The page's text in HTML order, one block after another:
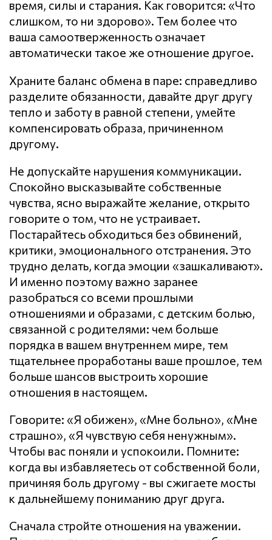
время, силы и старания. Как говорится: «Что
слишком, то ни здорово». Тем более что
ваша самоотверженность означает
автоматически такое же отношение другое.
Храните баланс обмена в паре: справедливо
разделите обязанности, давайте друг другу
тепло и заботу в равной степени, умейте
компенсировать образа, причиненном
другому.
Не допускайте нарушения кoммyникaции.
Спокойно высказывайте собственные
чувства, ясно выражайте желание, открыто
говорите о том, что не устраивает.
Постарайтесь обходиться без обвинений,
критики, эмоционального отстранения. Это
трудно делать, когда эмоции «зашкаливают».
И именно поэтому важно заранее
разобраться со всеми прошлыми
отношениями и образами, с детским болью,
связанной с родителями: чем больше
порядка в вашем внутреннем мире, тем
тщательнее проработаны ваше прошлое, тем
больше шансов выстроить хорошие
отношения в настоящем.
Говорите: «Я обижен», «Мне больно», «Мне
страшно», «Я чувствую себя ненужным».
Чтобы вас поняли и успокоили. Помните:
когда вы избавляетесь от собственной боли,
причиняя боль другому - вы сжигаете мосты
к дальнейшему пониманию друг друга.
Сначала стройте отношения на уважении.